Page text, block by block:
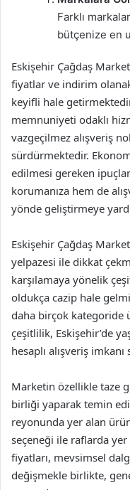
Farklı
bütçenize en
Eskişehir Çağdaş
fiyatlar ve indirim
keyifli hale
memnuniyeti odaklı
vazgeçilmez alışveriş
sürdürmektedir.
edilmesi gereken
korumanıza hem de
yönde geliştirmeye
Eskişehir Çağdaş
yelpazesi ile dikkat
karşılamaya yönelik
oldukça cazip hale
daha birçok kategoride
çeşitlilik, Eskişehir’de
hesaplı alışveriş imkanı
Marketin özellikle taze
birliği yaparak temin
reyonunda yer alan
seçeneği ile raflarda
fiyatları, mevsimsel
değişmekle birlikte,